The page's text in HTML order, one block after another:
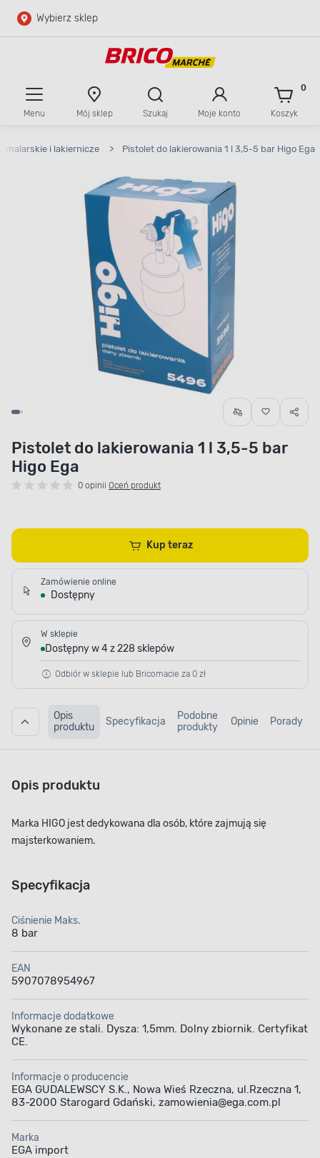
Przejdź do głównej zawartości
Wybierz sklep
Menu Mój sklep Szukaj Moje konto Koszyk
0
malarskie i lakiernicze > Pistolet do lakierowania 1 l 3,5-5 bar Higo Ega
Pistolet do lakierowania 1 l 3,5-5 bar
Higo Ega
0 opinii Oceń produkt
Kup teraz
Zamówienie online
Dostępny
W sklepie
Dostępny w 4 z 228 sklepów
Odbiór w sklepie lub Bricomacie za 0 zł
Opis
produktu
Specyfikacja
Podobne
produkty
Opinie Porady
Opis produktu
Marka HIGO jest dedykowana dla osób, które zajmują się
majsterkowaniem.
Specyfikacja
Ciśnienie Maks.
8 bar
EAN
5907078954967
Informacje dodatkowe
Wykonane ze stali. Dysza: 1,5mm. Dolny zbiornik. Certyfikat
CE.
Informacje o producencie
EGA GUDALEWSCY S.K., Nowa Wieś Rzeczna, ul.Rzeczna 1,
83-2000 Starogard Gdański, zamowienia@ega.com.pl
Marka
EGA import